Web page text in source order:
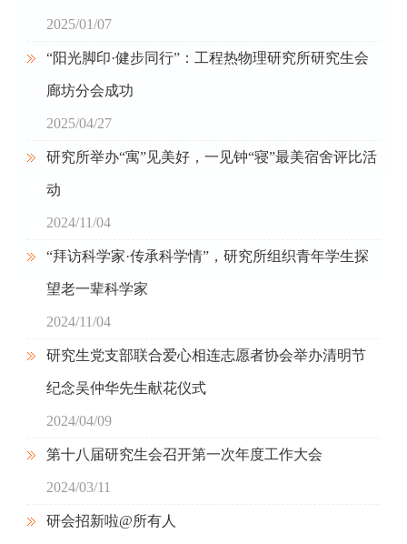
2025/01/07
“阳光脚印·健步同行”：工程热物理研究所研究生会
廊坊分会成功
2025/04/27
研究所举办“寓”见美好，一见钟“寝”最美宿舍评比活
动
2024/11/04
“拜访科学家·传承科学情”，研究所组织青年学生探
望老一辈科学家
2024/11/04
研究生党支部联合爱心相连志愿者协会举办清明节
纪念吴仲华先生献花仪式
2024/04/09
第十八届研究生会召开第一次年度工作大会
2024/03/11
研会招新啦@所有人